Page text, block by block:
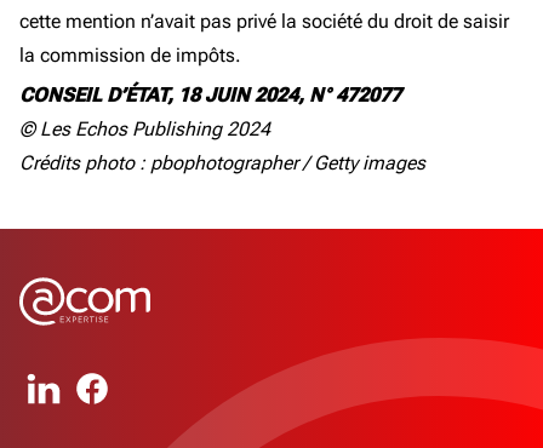
cette mention n’avait pas privé la société du droit de saisir
la commission de impôts.
CONSEIL D’ÉTAT, 18 JUIN 2024, N° 472077
© Les Echos Publishing 2024
Crédits photo : pbophotographer / Getty images